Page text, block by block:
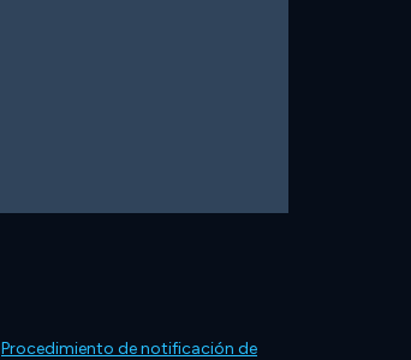
Procedimiento de notificación de